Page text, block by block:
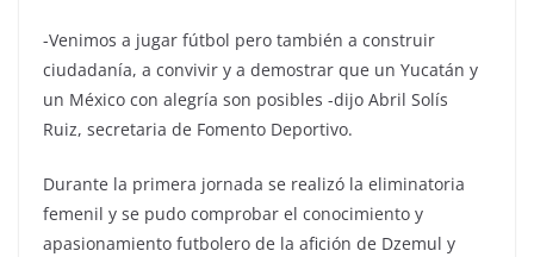
-Venimos a jugar fútbol pero también a construir
ciudadanía, a convivir y a demostrar que un Yucatán y
un México con alegría son posibles -dijo Abril Solís
Ruiz, secretaria de Fomento Deportivo.
Durante la primera jornada se realizó la eliminatoria
femenil y se pudo comprobar el conocimiento y
apasionamiento futbolero de la afición de Dzemul y